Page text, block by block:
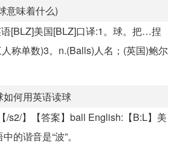
意味着什么)
[BLZ]美国[BLZ]口译:1。球。把…捏
称单数)3。n.(Balls)人名；(英国)鲍尔
何用英语读球
/s2/】【答案】ball English:【B:L】美
的谐音是“波”。